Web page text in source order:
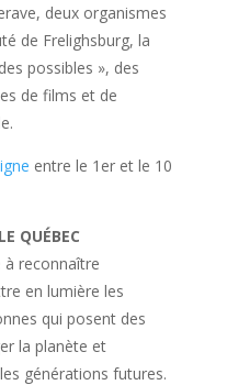
deux organismes
de Frelighsburg, la
possibles », des
de films et de
entre le 1er et le 10
QUÉBEC
à reconnaître
en lumière les
qui posent des
la planète et
générations futures.